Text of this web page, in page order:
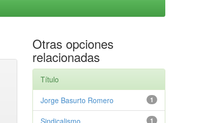
Otras opciones
relacionadas
Título
1
Jorge Basurto Romero
1
Sindicalismo